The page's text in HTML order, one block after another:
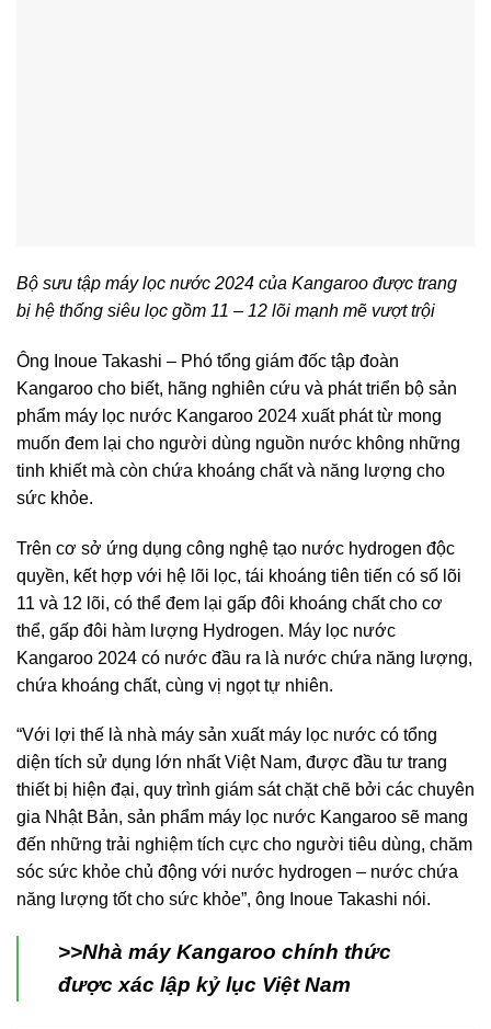
Bộ sưu tập máy lọc nước 2024 của Kangaroo được trang
bị hệ thống siêu lọc gồm 11 – 12 lõi mạnh mẽ vượt trội
Ông Inoue Takashi – Phó tổng giám đốc tập đoàn
Kangaroo cho biết, hãng nghiên cứu và phát triển bộ sản
phẩm máy lọc nước Kangaroo 2024 xuất phát từ mong
muốn đem lại cho người dùng nguồn nước không những
tinh khiết mà còn chứa khoáng chất và năng lượng cho
sức khỏe.
Trên cơ sở ứng dụng công nghệ tạo nước hydrogen độc
quyền, kết hợp với hệ lõi lọc, tái khoáng tiên tiến có số lõi
11 và 12 lõi, có thể đem lại gấp đôi khoáng chất cho cơ
thể, gấp đôi hàm lượng Hydrogen. Máy lọc nước
Kangaroo 2024 có nước đầu ra là nước chứa năng lượng,
chứa khoáng chất, cùng vị ngọt tự nhiên.
“Với lợi thế là nhà máy sản xuất máy lọc nước có tổng
diện tích sử dụng lớn nhất Việt Nam, được đầu tư trang
thiết bị hiện đại, quy trình giám sát chặt chẽ bởi các chuyên
gia Nhật Bản, sản phẩm máy lọc nước Kangaroo sẽ mang
đến những trải nghiệm tích cực cho người tiêu dùng, chăm
sóc sức khỏe chủ động với nước hydrogen – nước chứa
năng lượng tốt cho sức khỏe”, ông Inoue Takashi nói.
>>Nhà máy Kangaroo chính thức
được xác lập kỷ lục Việt Nam